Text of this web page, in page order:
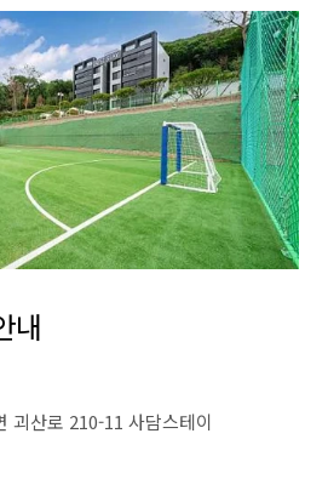
내
괴산로 210-11 사담스테이